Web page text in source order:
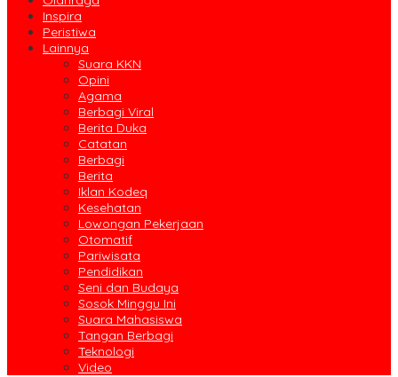
Inspira
Peristiwa
Lainnya
Suara KKN
Opini
Agama
Berbagi Viral
Berita Duka
Catatan
Berbagi
Berita
Iklan Kodeq
Kesehatan
Lowongan Pekerjaan
Otomatif
Pariwisata
Pendidikan
Seni dan Budaya
Sosok Minggu Ini
Suara Mahasiswa
Tangan Berbagi
Teknologi
Video